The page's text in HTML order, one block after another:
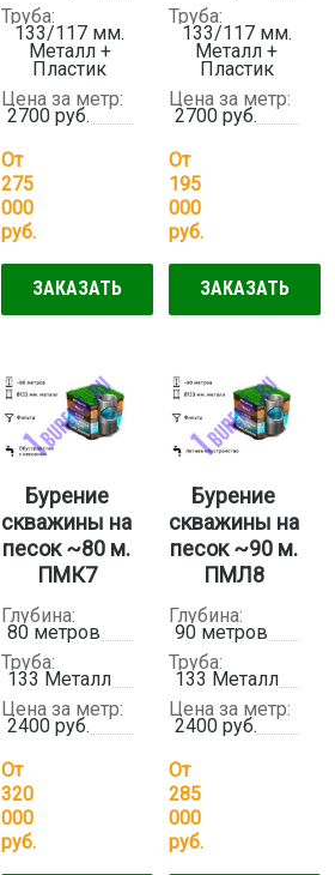
Труба:
133/117 мм.
Металл +
Пластик
Цена за метр:
2700 руб.
От
275
000
руб.
ЗАКАЗАТЬ
Труба:
133/117 мм.
Металл +
Пластик
Цена за метр:
2700 руб.
От
195
000
руб.
ЗАКАЗАТЬ
Бурение
скважины на
песок ~80 м.
ПМК7
Глубина:
80 метров
Труба:
133 Металл
Цена за метр:
2400 руб.
От
320
000
руб.
Бурение
скважины на
песок ~90 м.
ПМЛ8
Глубина:
90 метров
Труба:
133 Металл
Цена за метр:
2400 руб.
От
285
000
руб.